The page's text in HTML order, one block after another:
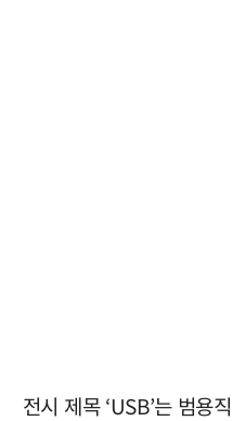
전시 제목 ‘USB’는 범용